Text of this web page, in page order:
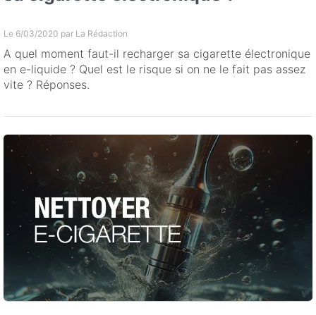
Le 6/03/2020 par La Rédaction
A quel moment faut-il recharger sa cigarette électronique
en e-liquide ? Quel est le risque si on ne le fait pas assez
vite ? Réponses.